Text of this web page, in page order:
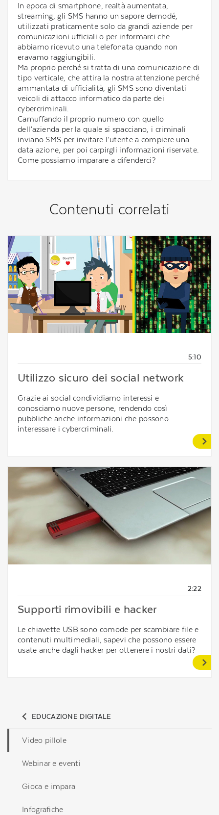
In epoca di smartphone, realtà aumentata,
streaming, gli SMS hanno un sapore demodé,
utilizzati praticamente solo da grandi aziende per
comunicazioni ufficiali o per informarci che
abbiamo ricevuto una telefonata quando non
eravamo raggiungibili.
Ma proprio perché si tratta di una comunicazione di
tipo verticale, che attira la nostra attenzione perché
ammantata di ufficialità, gli SMS sono diventati
veicoli di attacco informatico da parte dei
cybercriminali.
Camuffando il proprio numero con quello
dell’azienda per la quale si spacciano, i criminali
inviano SMS per invitare l’utente a compiere una
data azione, per poi carpirgli informazioni riservate.
Come possiamo imparare a difenderci?
Contenuti correlati
5:10
Utilizzo sicuro dei social network
Grazie ai social condividiamo interessi e
conosciamo nuove persone, rendendo così
pubbliche anche informazioni che possono
interessare i cybercriminali.
2:22
Supporti rimovibili e hacker
Le chiavette USB sono comode per scambiare file e
contenuti multimediali, sapevi che possono essere
usate anche dagli hacker per ottenere i nostri dati?
EDUCAZIONE DIGITALE
Video pillole
Webinar e eventi
Gioca e impara
Infografiche